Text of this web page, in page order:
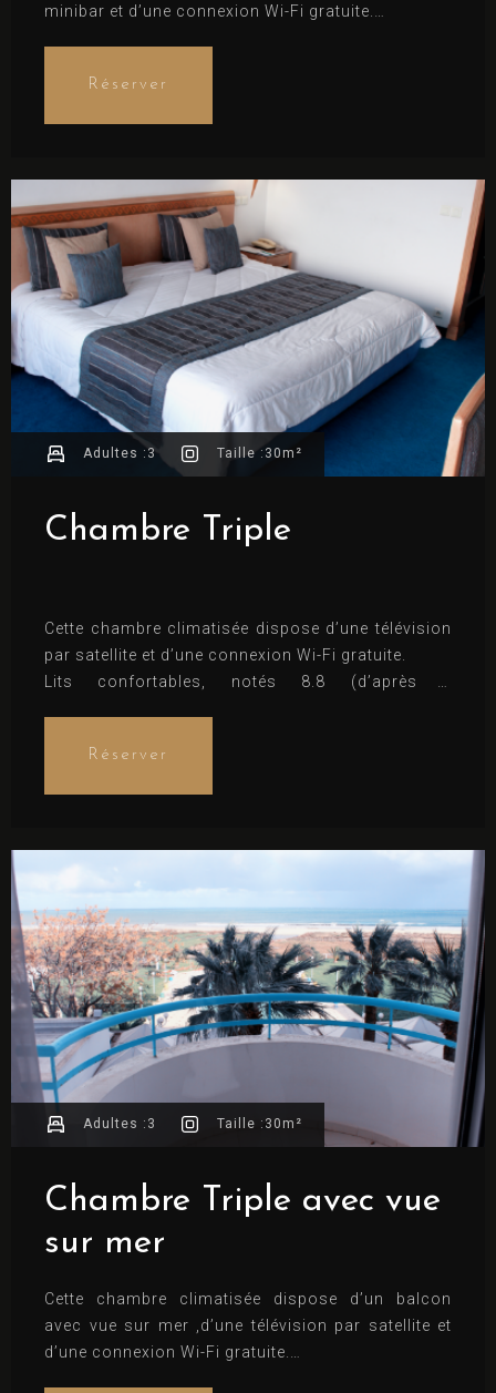
minibar et d’une connexion Wi-Fi gratuite.
Réserver
Chambre Triple
Cette chambre climatisée dispose d’une télévision
par satellite et d’une connexion Wi-Fi gratuite.
Lits confortables, notés 8.8 (d’après 2
Adultes : 3 Taille : 30m²
Réserver
Chambre Triple avec vue
sur mer
Cette chambre climatisée dispose d’un balcon
avec vue sur mer ,d’une télévision par satellite et
d’une connexion Wi-Fi gratuite.
Adultes : 3 Taille : 30m²